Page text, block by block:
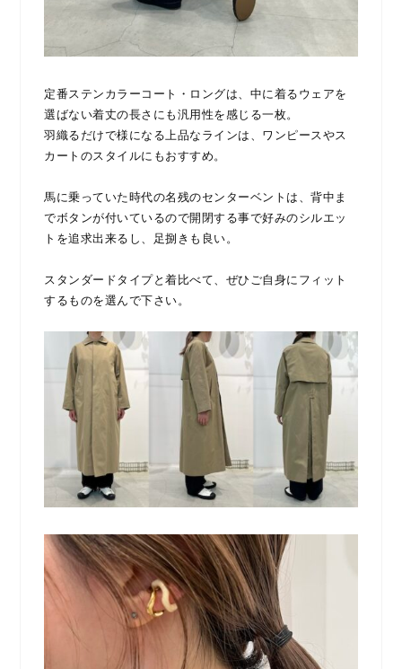
定番ステンカラーコート・ロングは、中に着るウェアを
選ばない着丈の長さにも汎用性を感じる一枚。
羽織るだけで様になる上品なラインは、ワンピースやス
カートのスタイルにもおすすめ。
馬に乗っていた時代の名残のセンターベントは、背中ま
でボタンが付いているので開閉する事で好みのシルエッ
トを追求出来るし、足捌きも良い。
スタンダードタイプと着比べて、ぜひご自身にフィット
するものを選んで下さい。